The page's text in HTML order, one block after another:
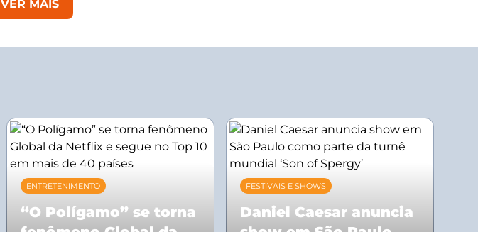
VER MAIS
ENTRETENIMENTO
“O Polígamo” se torna
FESTIVAIS E SHOWS
Daniel Caesar anuncia